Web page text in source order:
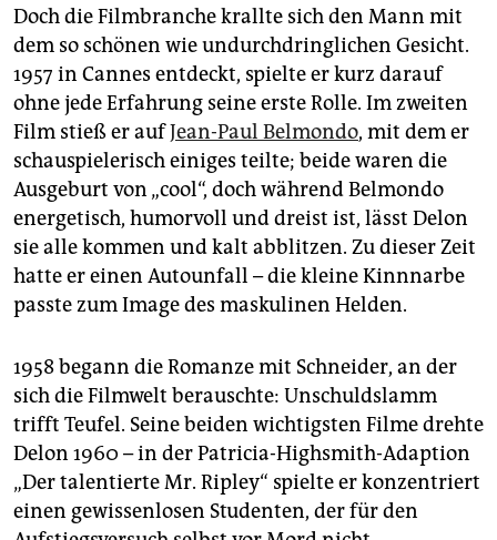
Doch die Filmbranche krallte sich den Mann mit
dem so schönen wie undurchdringlichen Gesicht.
1957 in Cannes entdeckt, spielte er kurz darauf
ohne jede Erfahrung seine erste Rolle. Im zweiten
Film stieß er aufJean-Paul Belmondo, mit dem er
schauspielerisch einiges teilte; beide waren die
Ausgeburt von „cool“, doch während Belmondo
energetisch, humorvoll und dreist ist, lässt Delon
sie alle kommen und kalt abblitzen. Zu dieser Zeit
hatte er einen Autounfall – die kleine Kinnnarbe
passte zum Image des maskulinen Helden.
1958 begann die Romanze mit Schneider, an der
sich die Filmwelt berauschte: Unschuldslamm
trifft Teufel. Seine beiden wichtigsten Filme drehte
Delon 1960 – in der Patricia-Highsmith-Adaption
„Der talentierte Mr. Ripley“ spielte er konzentriert
einen gewissenlosen Studenten, der für den